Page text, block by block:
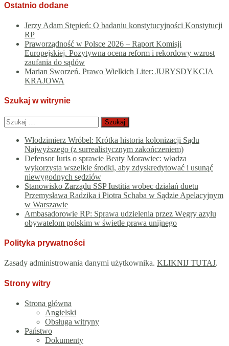
Ostatnio dodane
Jerzy Adam Stępień: O badaniu konstytucyjności Konstytucji
RP
Praworządność w Polsce 2026 – Raport Komisji
Europejskiej. Pozytywna ocena reform i rekordowy wzrost
zaufania do sądów
Marian Sworzeń. Prawo Wielkich Liter: JURYSDYKCJA
KRAJOWA
Szukaj w witrynie
Szukaj:
Włodzimierz Wróbel: Krótka historia kolonizacji Sądu
Najwyższego (z surrealistycznym zakończeniem)
Defensor Iuris o sprawie Beaty Morawiec: władza
wykorzysta wszelkie środki, aby zdyskredytować i usunąć
niewygodnych sędziów
Stanowisko Zarządu SSP Iustitia wobec działań duetu
Przemysława Radzika i Piotra Schaba w Sądzie Apelacyjnym
w Warszawie
Ambasadorowie RP: Sprawa udzielenia przez Węgry azylu
obywatelom polskim w świetle prawa unijnego
Polityka prywatności
Zasady administrowania danymi użytkownika. KLIKNIJ TUTAJ.
Strony witry
Strona główna
Angielski
Obsługa witryny
Państwo
Dokumenty